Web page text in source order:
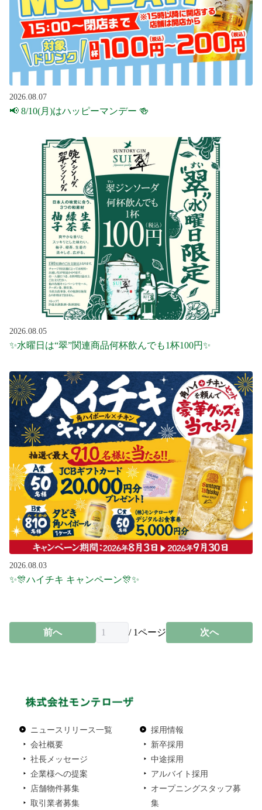
2026.08.07
📢 8/10(月)はハッピーマンデー 🍻
2026.08.05
✨水曜日は“翠”関連商品何杯飲んでも1杯100円✨
2026.08.03
✨🎊ハイチキ キャンペーン🎊✨
前へ / 1ページ 次へ
ニュースリリース一覧
会社概要
社長メッセージ
企業様への提案
店舗物件募集
取引業者募集
採用情報
新卒採用
中途採用
アルバイト採用
オープニングスタッフ募
集